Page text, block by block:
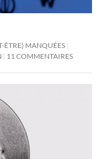
ÊTRE) MANQUÉES
11 COMMENTAIRES